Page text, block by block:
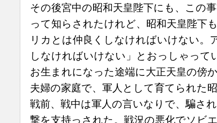
その後宮中の昭和天皇陛下にも、この
って知らされたけれど、昭和天皇陛下
リカとは仲良くしなければいけない。
しなければいけない」とおっしゃって
お生まれになった途端に大正天皇の傍
夫婦の家庭で、軍人として育てられた
戦前、戦中は軍人の言いなりで、騙さ
撃を支持っされた。戦況の悪化でソビ